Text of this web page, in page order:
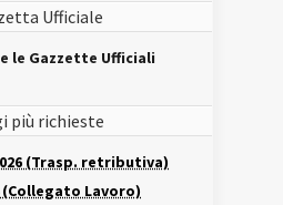
Ufficiale
le Gazzette Ufficiali
più richieste
(Trasp. retributiva)
(Collegato Lavoro)